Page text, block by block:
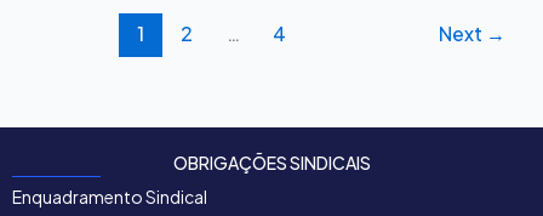
1 2 4 Next →
OBRIGAÇÕES SINDICAIS
Enquadramento Sindical